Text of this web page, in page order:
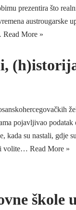
prezentira što
austrougarske
Read More »
pojavljivao podatak
kada su nastali, gdje
volite… Read More »
škole